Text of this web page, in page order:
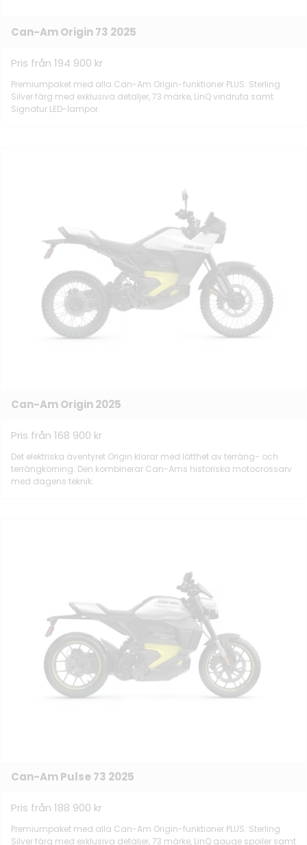
Can-Am Origin 73 2025
Pris från 194 900 kr
Premiumpaket med alla Can-Am Origin-funktioner PLUS: Sterling
Silver färg med exklusiva detaljer, 73 märke, LinQ vindruta samt
Signatur LED-lampor.
Can-Am Origin 2025
Pris från 168 900 kr
Det elektriska äventyret Origin klarar med lätthet av terräng- och
terrängkörning. Den kombinerar Can-Ams historiska motocrossarv
med dagens teknik.
Can-Am Pulse 73 2025
Pris från 188 900 kr
Premiumpaket med alla Can-Am Origin-funktioner PLUS: Sterling
Silver färg med exklusiva detaljer, 73 märke, LinQ gauge spoiler samt